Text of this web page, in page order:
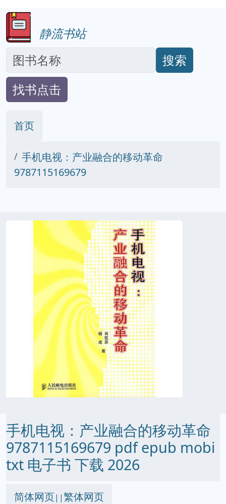
静流书站
搜索
找书点击
首页
手机电视：产业融合的移动革命
9787115169679
手机电视：产业融合的移动革命
9787115169679 pdf epub mobi
txt 电子书 下载 2026
简体网页||繁体网页